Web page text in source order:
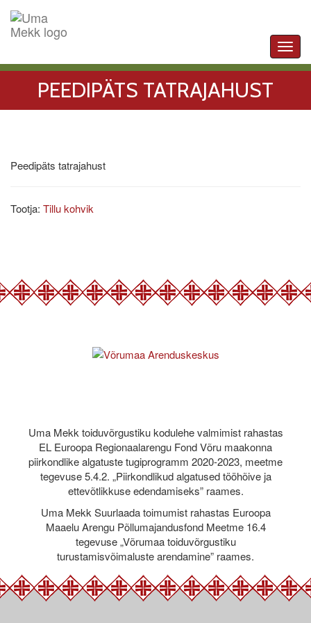
PEEDIPÄTS TATRAJAHUST
Peedipäts tatrajahust
Tootja: Tillu kohvik
Uma Mekk toiduvõrgustiku kodulehe valmimist rahastas
EL Euroopa Regionaalarengu Fond Võru maakonna
piirkondlike algatuste tugiprogramm 2020-2023, meetme
tegevuse 5.4.2. „Piirkondlikud algatused tööhõive ja
ettevõtlikkuse edendamiseks” raames.
Uma Mekk Suurlaada toimumist rahastas Euroopa
Maaelu Arengu Põllumajandusfond Meetme 16.4
tegevuse „Võrumaa toiduvõrgustiku
turustamisvõimaluste arendamine” raames.